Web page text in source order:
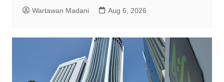
Wartawan Madani Aug 6, 2026